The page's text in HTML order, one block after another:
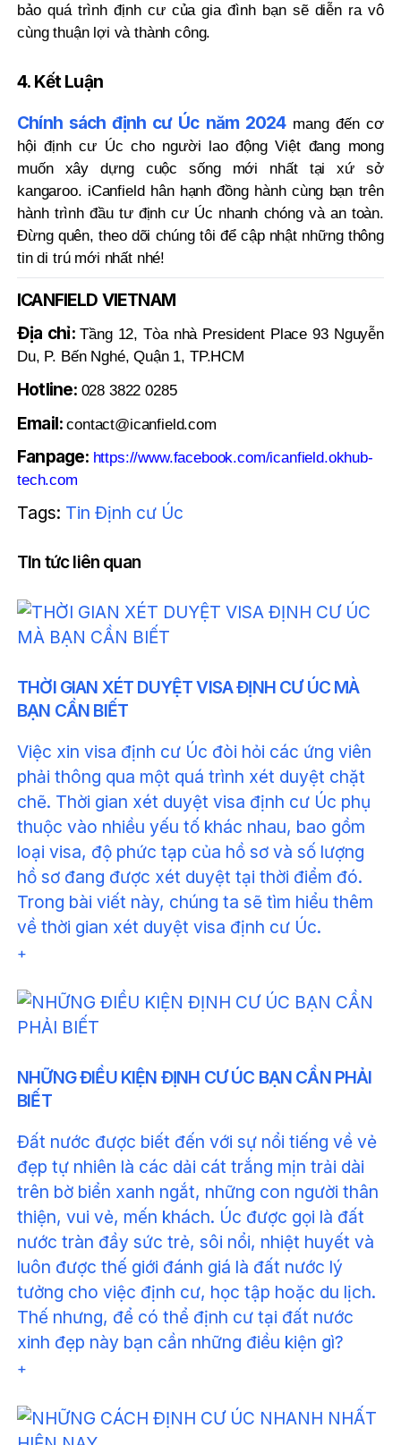
bảo quá trình định cư của gia đình bạn sẽ diễn ra vô
cùng thuận lợi và thành công.
4. Kết Luận
Chính sách định cư Úc năm 2024mang đến cơ
hội định cư Úc cho người lao động Việt đang mong
muốn xây dựng cuộc sống mới nhất tại xứ sở
kangaroo. iCanfield hân hạnh đồng hành cùng bạn trên
hành trình đầu tư định cư Úc nhanh chóng và an toàn.
Đừng quên, theo dõi chúng tôi để cập nhật những thông
tin di trú mới nhất nhé!
ICANFIELD VIETNAM
Địa chỉ:Tầng 12, Tòa nhà President Place 93 Nguyễn
Du, P. Bến Nghé, Quận 1, TP.HCM
Hotline: 028 3822 0285
Email:contact@icanfield.com
Fanpage: https://www.facebook.com/icanfield.okhub-
tech.com
Tags: Tin Định cư Úc
TIn tức liên quan
THỜI GIAN XÉT DUYỆT VISA ĐỊNH CƯ ÚC MÀ
BẠN CẦN BIẾT
Việc xin visa định cư Úc đòi hỏi các ứng viên
phải thông qua một quá trình xét duyệt chặt
chẽ. Thời gian xét duyệt visa định cư Úc phụ
thuộc vào nhiều yếu tố khác nhau, bao gồm
loại visa, độ phức tạp của hồ sơ và số lượng
hồ sơ đang được xét duyệt tại thời điểm đó.
Trong bài viết này, chúng ta sẽ tìm hiểu thêm
về thời gian xét duyệt visa định cư Úc.
+
NHỮNG ĐIỀU KIỆN ĐỊNH CƯ ÚC BẠN CẦN PHẢI
BIẾT
Đất nước được biết đến với sự nổi tiếng về vẻ
đẹp tự nhiên là các dải cát trắng mịn trải dài
trên bờ biển xanh ngắt, những con người thân
thiện, vui vẻ, mến khách. Úc được gọi là đất
nước tràn đầy sức trẻ, sôi nổi, nhiệt huyết và
luôn được thế giới đánh giá là đất nước lý
tưởng cho việc định cư, học tập hoặc du lịch.
Thế nhưng, để có thể định cư tại đất nước
xinh đẹp này bạn cần những điều kiện gì?
+